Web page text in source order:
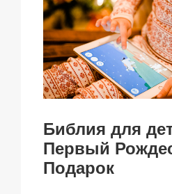
Библия для
Первый
Подарок